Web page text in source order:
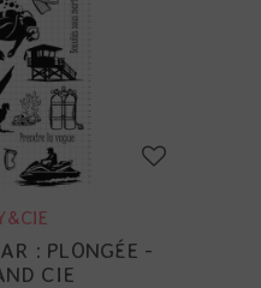
: PLONGÉE -
CIE